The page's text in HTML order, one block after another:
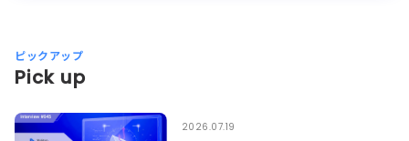
ピックアップ
Pick up
2026.07.19